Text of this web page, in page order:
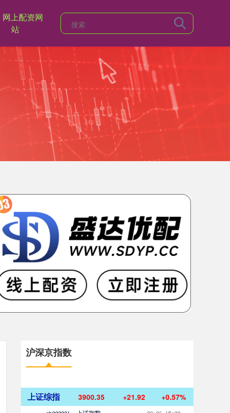
网上配资网
站
沪深京指数
上证综指 3900.35 +21.92 +0.57%